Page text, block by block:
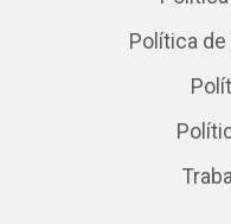
Política